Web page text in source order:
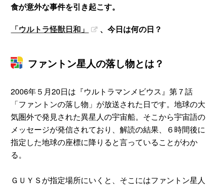
食が意外な事件を引き起こす。
「ウルトラ怪獣日和」
、今日は何の日？
ファントン星人の落し物とは？
2006年５月20日は『ウルトラマンメビウス』第７話
「ファントンの落し物」が放送された日です。地球の大
気圏外で発見された異星人の宇宙船。そこから宇宙語の
メッセージが発信されており、解読の結果、６時間後に
指定した地球の座標に降りると言っていることがわか
る。
ＧＵＹＳが指定場所にいくと、そこにはファントン星人